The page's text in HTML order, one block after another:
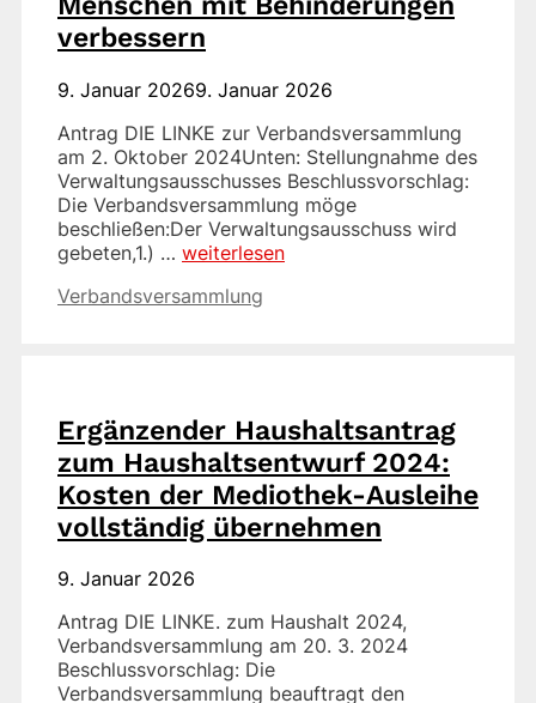
verbessern
9. Januar 20269. Januar 2026
Antrag DIE LINKE zur Verbandsversammlung
am 2. Oktober 2024Unten: Stellungnahme des
Verwaltungsausschusses Beschlussvorschlag:
Die Verbandsversammlung möge
beschließen:Der Verwaltungsausschuss wird
gebeten,1.) … weiterlesen
Kategorien
Verbandsversammlung
Ergänzender Haushaltsantrag
zum Haushaltsentwurf 2024:
Kosten der Mediothek-Ausleihe
vollständig übernehmen
9. Januar 2026
Antrag DIE LINKE. zum Haushalt 2024,
Verbandsversammlung am 20. 3. 2024
Beschlussvorschlag: Die
Verbandsversammlung beauftragt den